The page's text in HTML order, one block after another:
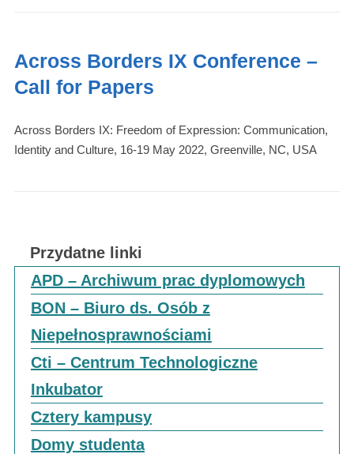
Across Borders IX Conference –
Call for Papers
Across Borders IX: Freedom of Expression: Communication,
Identity and Culture, 16-19 May 2022, Greenville, NC, USA
Przydatne linki
APD – Archiwum prac dyplomowych
BON – Biuro ds. Osób z
Niepełnosprawnościami
Cti – Centrum Technologiczne
Inkubator
Cztery kampusy
Domy studenta